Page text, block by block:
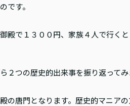
です。
殿で１３００円、家族４人で行く
２つの歴史的出来事を振り返ってみ
の唐門となります。歴史的マニア